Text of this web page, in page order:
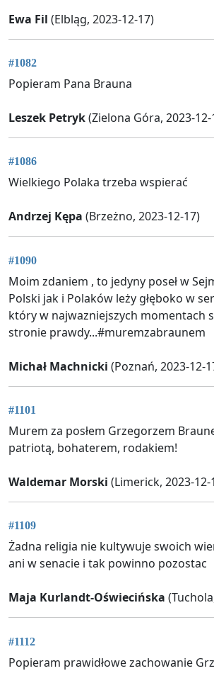
Ewa Fil (Elbląg, 2023-12-17)
#1082
Popieram Pana Brauna
Leszek Petryk(Zielona Góra, 2023-12-
#1086
Wielkiego Polaka trzeba wspierać
Andrzej Kępa (Brzeżno, 2023-12-17)
#1090
Moim zdaniem , to jedyny poseł w
Polski jak i Polaków leży głęboko w
który w najwazniejszych momentach
stronie prawdy...#muremzabraunem
Michał Machnicki (Poznań, 2023-12-
#1101
Murem za posłem Grzegorzem
patriotą, bohaterem, rodakiem!
Waldemar Morski (Limerick, 2023-12-
#1109
Żadna religia nie kultywuje swoich
ani w senacie i tak powinno pozostac
Maja Kurlandt-Oświecińska
#1112
Popieram prawidłowe zachowanie